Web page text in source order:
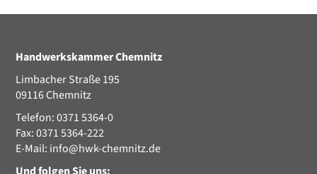
Handwerkskammer Chemnitz
Limbacher Straße 195
09116 Chemnitz
Telefon: 0371 5364-0
Fax: 0371 5364-222
E-Mail: info@hwk-chemnitz.de